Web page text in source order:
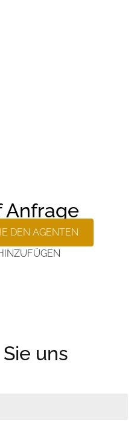
Anfrage
DEN AGENTEN
uns